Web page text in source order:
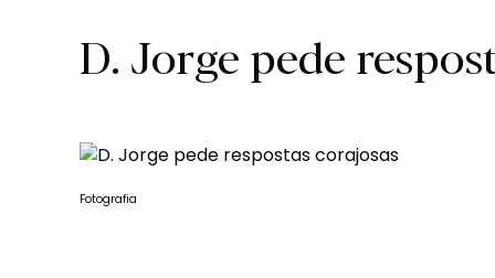
D. Jorge pede
Fotografia